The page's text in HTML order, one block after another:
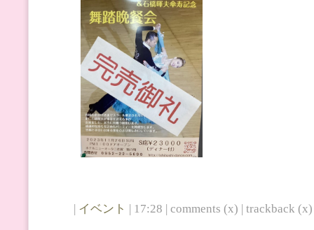
| イベント | 17:28 | comments (x) | trackback (x)